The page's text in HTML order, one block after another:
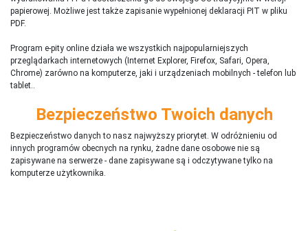
papierowej. Możliwe jest także zapisanie wypełnionej deklaracji PIT w pliku
PDF.
Program e-pity online działa we wszystkich najpopularniejszych
przeglądarkach internetowych (Internet Explorer, Firefox, Safari, Opera,
Chrome) zarówno na komputerze, jaki i urządzeniach mobilnych - telefon lub
tablet..
Bezpieczeństwo Twoich danych
Bezpieczeństwo danych to nasz najwyższy priorytet. W odróżnieniu od
innych programów obecnych na rynku, żadne dane osobowe nie są
zapisywane na serwerze - dane zapisywane są i odczytywane tylko na
komputerze użytkownika.